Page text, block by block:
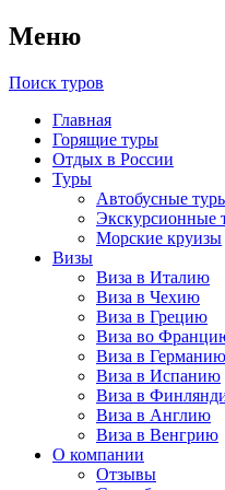
Меню
Поиск туров
Главная
Горящие туры
Отдых в России
Туры
Автобусные
Экскурсионные
Морские круизы
Визы
Виза в Италию
Виза в Чехию
Виза в Грецию
Виза во
Виза в Германию
Виза в Испанию
Виза в
Виза в Англию
Виза в Венгрию
О компании
Отзывы